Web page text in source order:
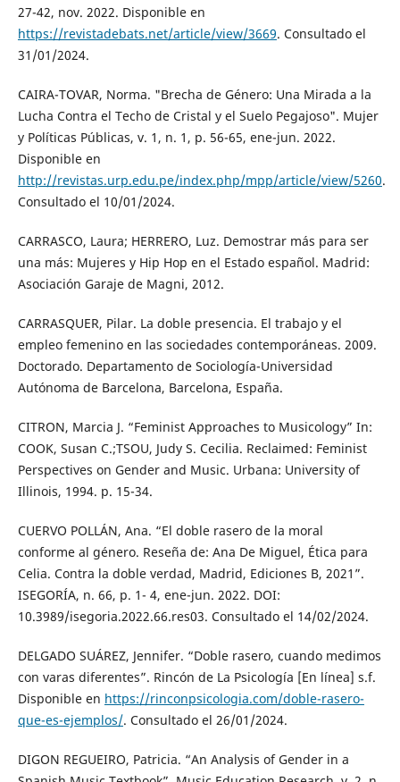
27-42, nov. 2022. Disponible en
https://revistadebats.net/article/view/3669. Consultado el
31/01/2024.
CAIRA-TOVAR, Norma. "Brecha de Género: Una Mirada a la
Lucha Contra el Techo de Cristal y el Suelo Pegajoso". Mujer
y Políticas Públicas, v. 1, n. 1, p. 56-65, ene-jun. 2022.
Disponible en
http://revistas.urp.edu.pe/index.php/mpp/article/view/5260.
Consultado el 10/01/2024.
CARRASCO, Laura; HERRERO, Luz. Demostrar más para ser
una más: Mujeres y Hip Hop en el Estado español. Madrid:
Asociación Garaje de Magni, 2012.
CARRASQUER, Pilar. La doble presencia. El trabajo y el
empleo femenino en las sociedades contemporáneas. 2009.
Doctorado. Departamento de Sociología-Universidad
Autónoma de Barcelona, Barcelona, España.
CITRON, Marcia J. “Feminist Approaches to Musicology” In:
COOK, Susan C.;TSOU, Judy S. Cecilia. Reclaimed: Feminist
Perspectives on Gender and Music. Urbana: University of
Illinois, 1994. p. 15-34.
CUERVO POLLÁN, Ana. “El doble rasero de la moral
conforme al género. Reseña de: Ana De Miguel, Ética para
Celia. Contra la doble verdad, Madrid, Ediciones B, 2021”.
ISEGORÍA, n. 66, p. 1- 4, ene-jun. 2022. DOI:
10.3989/isegoria.2022.66.res03. Consultado el 14/02/2024.
DELGADO SUÁREZ, Jennifer. “Doble rasero, cuando medimos
con varas diferentes”. Rincón de La Psicología [En línea] s.f.
Disponible en https://rinconpsicologia.com/doble-rasero-
que-es-ejemplos/. Consultado el 26/01/2024.
DIGON REGUEIRO, Patricia. “An Analysis of Gender in a